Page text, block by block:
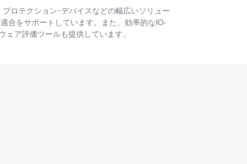
ロテクション･デバイスなどの幅広いソリュー
合をサポートしています。また、効率的なIO-
ア評価ツールも提供しています。